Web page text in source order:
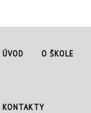
ÚVOD O ŠKOLE
KONTAKTY